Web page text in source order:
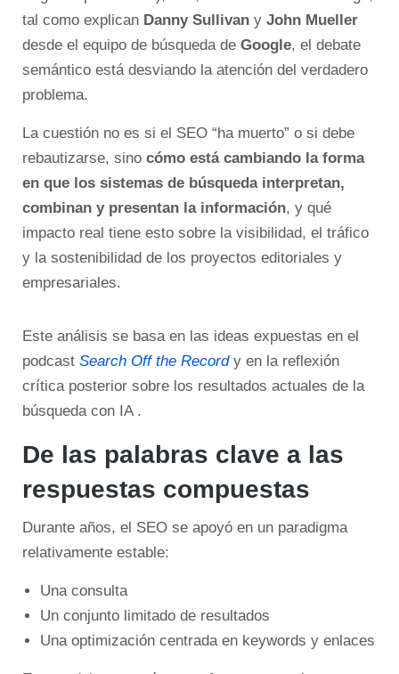
tal como explican Danny Sullivany John Mueller
desde el equipo de búsqueda de Google, el debate
semántico está desviando la atención del verdadero
problema.
La cuestión no es si el SEO “ha muerto” o si debe
rebautizarse, sino cómo está cambiando la forma
en que los sistemas de búsqueda interpretan,
combinan y presentan la información, y qué
impacto real tiene esto sobre la visibilidad, el tráfico
y la sostenibilidad de los proyectos editoriales y
empresariales.
Este análisis se basa en las ideas expuestas en el
podcast Search Off the Recordy en la reflexión
crítica posterior sobre los resultados actuales de la
búsqueda con IA .
De las palabras clave a las
respuestas compuestas
Durante años, el SEO se apoyó en un paradigma
relativamente estable:
Una consulta
Un conjunto limitado de resultados
Una optimización centrada en keywords y enlaces